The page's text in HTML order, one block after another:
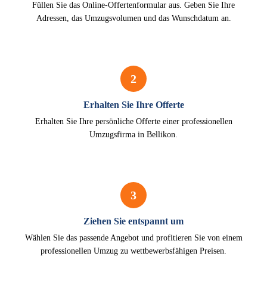
Füllen Sie das Online-Offertenformular aus. Geben Sie Ihre
Adressen, das Umzugsvolumen und das Wunschdatum an.
2
Erhalten Sie Ihre Offerte
Erhalten Sie Ihre persönliche Offerte einer professionellen
Umzugsfirma in Bellikon.
3
Ziehen Sie entspannt um
Wählen Sie das passende Angebot und profitieren Sie von einem
professionellen Umzug zu wettbewerbsfähigen Preisen.